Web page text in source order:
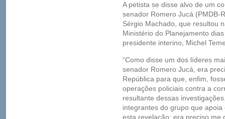
A petista se disse alvo de um
senador Romero Jucá (PMDB-
Sérgio Machado, que resultou
Ministério do Planejamento
presidente interino, Michel
“Como disse um dos líderes
senador Romero Jucá, era
República para que, enfim,
operações policiais contra a
resultante dessas
integrantes do grupo que
esta revelação: era preciso me